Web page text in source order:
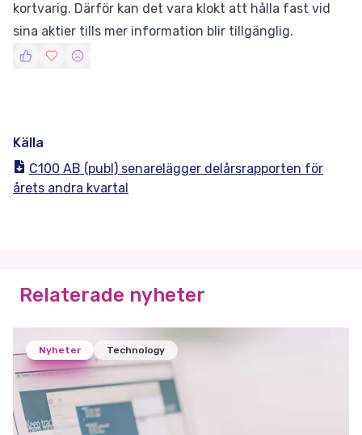
kortvarig. Därför kan det vara klokt att hålla fast vid
sina aktier tills mer information blir tillgänglig.
Källa
C100 AB (publ) senarelägger delårsrapporten för
årets andra kvartal
Relaterade nyheter
Nyheter Technology